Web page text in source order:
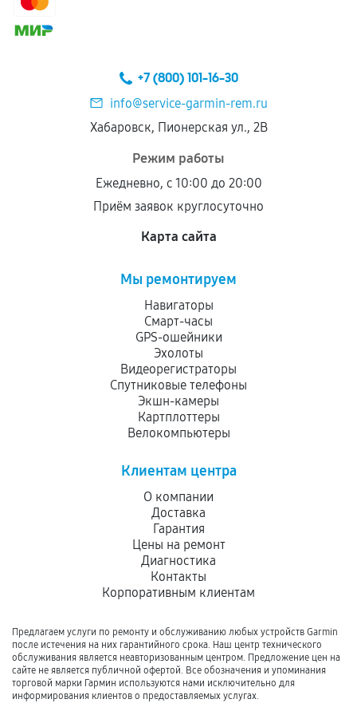
сохраняться полностью или частично, если
соблюдены следующие условия:
Установка была выполнена нашим сервисным
центром.
При этом гарантия на сами комплектующие
продавца. За качество сторонних деталей
сервисный центр ответственности не несет.
+7 (800) 101-16-30
info@service-garmin-rem.ru
Хабаровск, Пионерская ул., 2В
Режим работы
Ежедневно, с 10:00 до 20:00
Приём заявок круглосуточно
Карта сайта
Мы ремонтируем
Навигаторы
Смарт-часы
GPS-ошейники
Эхолоты
Видеорегистраторы
Спутниковые телефоны
Экшн-камеры
Картплоттеры
Велокомпьютеры
Клиентам центра
О компании
Доставка
Гарантия
Цены на ремонт
Диагностика
Контакты
Корпоративным клиентам
Предлагаем услуги по ремонту и обслуживанию любых устройств Garmin
после истечения на них гарантийного срока. Наш центр технического
обслуживания является неавторизованным центром. Предложение цен на
сайте не является публичной офертой. Все обозначения и упоминания
торговой марки Гармин используются нами исключительно для
информирования клиентов о предоставляемых услугах.